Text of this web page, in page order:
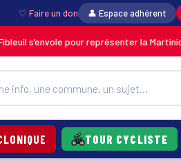
♡ Faire un don 👤 Espace adhérent
pour représenter la Martinique à Miss
TOUR CYCLISTE